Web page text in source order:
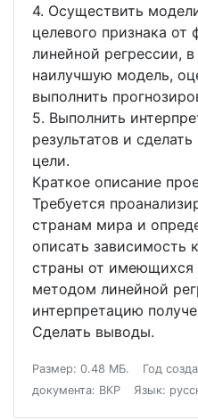
4. Осуществить
целевого признака
линейной регрессии,
наилучшую модель,
выполнить
5. Выполнить
результатов и
цели.
Краткое описание
Требуется
странам мира и
описать зависимость
страны от имеющихся
методом линейной
интерпретацию
Сделать выводы.
Размер: 0.48 МБ. Год
документа: ВКР
Язык: